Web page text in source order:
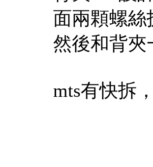
面兩顆螺絲
然後和背夾
mts有快拆